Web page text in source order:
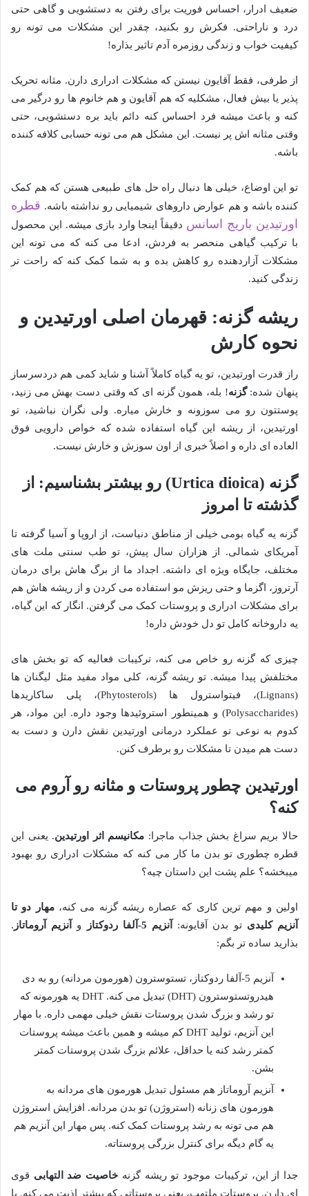
ضعیف ادرار، احساس فوریت برای رفتن به دستشویی و گاهی حتی
درد و ناراحتی. فکرش رو بکنید، چقدر این مشکلات می تونه رو
کیفیت خواب و زندگی روزمره آدم تاثیر بذاره!
از طرفی، فقط آقایون نیستن که مشکلات ادراری دارن. مثانه تحریک
پذیر یا بیش فعال، مشکلیه که هم آقایون و هم خانوم ها رو درگیر می
کنه و باعث میشه فرد احساس کنه دائم باید بره دستشویی، حتی
وقتی مثانه اش پر نیست. این مشکل هم می تونه حسابی کلافه کننده
باشه.
تو این اوضاع، خیلی ها دنبال راه حل های طبیعی هستن که هم کمک
کننده باشه و هم عوارض داروهای شیمیایی رو نداشته باشه. قطره
اورتیدین باریج اسانس دقیقاً اینجا وارد بازی میشه. این محصول
با ترکیب گیاهی منحصر به فردش، ادعا می کنه که می تونه این
مشکلات آزاردهنده رو کاهش بده و به شما کمک کنه که راحت تر
زندگی کنید.
ریشه گزنه: قهرمان اصلی اورتیدین و
نحوه کارش
راز قدرت اورتیدین، تو یه گیاه کاملاً آشنا و شاید کمی هم دردسرساز
پنهان شده:گزنه! بله، همون گزنه ای که وقتی دست بهش می زنید،
پوستتون رو می سوزونه و خارش میاره. ولی نگران نباشید، تو
اورتیدین، از ریشه این گیاه استفاده شده که خواص دارویی فوق
العاده ای داره و اصلاً خبری از اون سوزش و خارش نیست.
گزنه (Urtica dioica) رو بیشتر بشناسیم: از
گذشته تا امروز
گزنه یه گیاه بومی خیلی از مناطق دنیاست، از اروپا و آسیا گرفته تا
آمریکای شمالی. از هزاران سال پیش، تو طب سنتی ملت های
مختلف، جایگاه ویژه ای داشته. اجداد ما از برگ هاش برای درمان
آرتروز، اگزما و حتی ریزش مو استفاده می کردن و از ریشه هاش هم
برای مشکلات ادراری و پروستات کمک می گرفتن. انگار که این گیاه،
یه داروخانه کامل تو دل خودش داره!
چیزی که گزنه رو خاص می کنه، ترکیبات فعالیه که تو بخش های
مختلفش پیدا میشه. تو ریشه گزنه، کلی مواد مفید مثل لیگنان ها
(Lignans)، فیتواسترول ها (Phytosterols)، پلی ساکاریدها
(Polysaccharides) و همینطور استروئیدها وجود داره. این مواد، هر
کدوم به نوعی تو عملکرد درمانی اورتیدین نقش دارن و دست به
دست هم میدن تا مشکلات رو برطرف کنن.
اورتیدین چطور پروستات و مثانه رو آروم می
کنه؟
حالا بریم سراغ بخش جذاب ماجرا: مکانیسم اثر اورتیدین. یعنی این
قطره چطوری تو بدن ما کار می کنه که مشکلات ادراری رو بهبود
میبخشه؟ علم پشت این داستان چیه؟
اولین و مهم ترین کاری که عصاره ریشه گزنه می کنه،مهار دو تا
آنزیم کلیدی تو بدن آقایونه: آنزیم 5-آلفا ردوکتاز و آنزیم آروماتاز .
بذارید ساده تر بگم:
آنزیم 5-آلفا ردوکتاز، تستوسترون (هورمون مردانه) رو به دی
هیدروتستوسترون (DHT) تبدیل می کنه. DHT یه هورمونه که
تو رشد و بزرگ شدن پروستات نقش خیلی مهمی داره. با مهار
این آنزیم، تولید DHT کم میشه و همین باعث میشه پروستات
کمتر رشد کنه یا حداقل، علائم بزرگ شدن پروستات کمتر
بشن.
آنزیم آروماتاز هم مسئول تبدیل هورمون های مردانه به
هورمون های زنانه (استروژن) تو بدن مردانه. افزایش استروژن
هم می تونه به رشد پروستات کمک کنه. پس مهار این آنزیم هم
یه گام دیگه برای کنترل بزرگی پروستاته.
جدا از این، ترکیبات موجود تو ریشه گزنه خاصیت ضد التهابی قوی
ای دارن. پروستات ملتهب، یعنی پروستاتی که بیشتر اذیت می کنه. با